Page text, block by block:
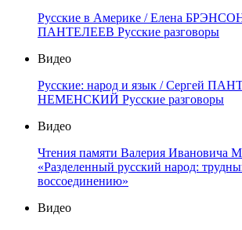
Русские в Америке / Елена
ПАНТЕЛЕЕВ Русские разговоры
Видео
Русские: народ и язык / Сергей
НЕМЕНСКИЙ Русские разговоры
Видео
Чтения памяти Валерия Ивановича
«Разделенный русский народ:
воссоединению»
Видео